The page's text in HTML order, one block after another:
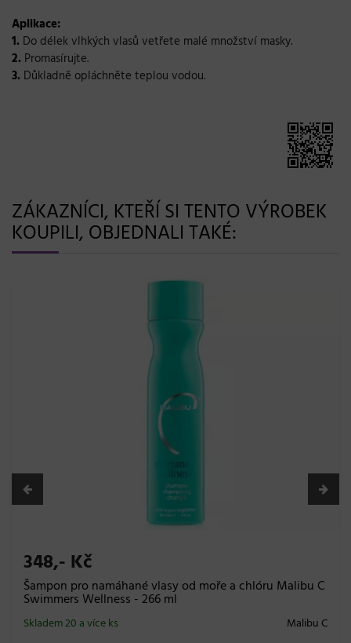
Aplikace:
1. Do délek vlhkých vlasů vetřete malé množství masky.
2. Promasírujte.
3. Důkladně opláchněte teplou vodou.
ZÁKAZNÍCI, KTEŘÍ SI TENTO VÝROBEK
KOUPILI, OBJEDNALI TAKÉ:
370,- Kč
Kondicionér pro namáhané vlasy od moře a chlóru
Malibu C Swimmers Wellness - 266 ml
Malibu C
Na cestě(očekáváme 15.09.